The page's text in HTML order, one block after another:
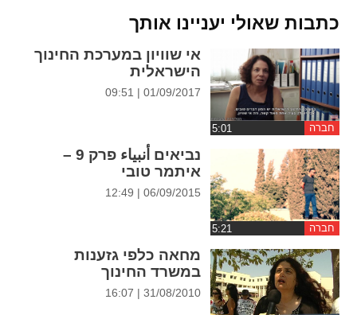
כל
משוב
כתבות שאולי יעניינו אותך
חברה
אי שוויון במערכת החינוך
הישראלית
01/09/2017 | 09:51
חברה
נביאים أنبياء פרק 9 –
איתמר טובי
06/09/2015 | 12:49
מחאה כלפי גזענות
במשרד החינוך
31/08/2010 | 16:07